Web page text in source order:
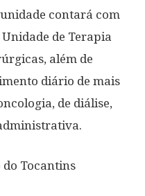
contará com
de Terapia
além de
diário de mais
de diálise,
do Tocantins